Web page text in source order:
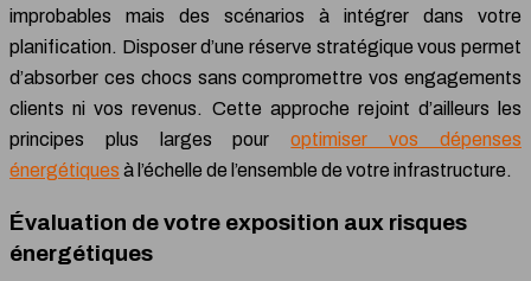
improbables mais des scénarios à intégrer dans votre
planification. Disposer d’une réserve stratégique vous permet
d’absorber ces chocs sans compromettre vos engagements
clients ni vos revenus. Cette approche rejoint d’ailleurs les
principes plus larges pouroptimiser vos dépenses
énergétiques à l’échelle de l’ensemble de votre infrastructure.
Évaluation de votre exposition aux risques
énergétiques